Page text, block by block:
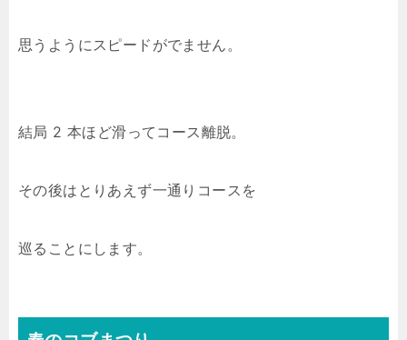
思うようにスピードがでません。
結局 2 本ほど滑ってコース離脱。
その後はとりあえず一通りコースを
巡ることにします。